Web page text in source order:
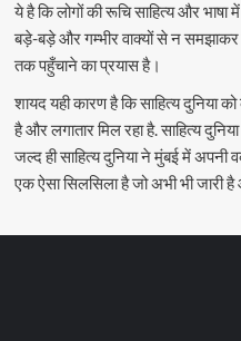
ये है कि लोगों की रूचि साहित्य और भाषा
बड़े-बड़े और गम्भीर वाक्यों से न
तक पहुँचाने का प्रयास है।
शायद यही कारण है कि साहित्य दुनिया
है और लगातार मिल रहा है. साहित्य
जल्द ही साहित्य दुनिया ने मुंबई में अपनी
एक ऐसा सिलसिला है जो अभी भी